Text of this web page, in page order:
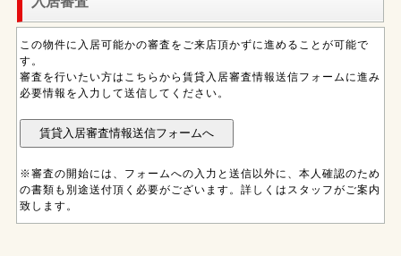
この物件に入居可能かの審査をご来店頂かずに進めることが可能で
す。
審査を行いたい方はこちらから賃貸入居審査情報送信フォームに進み
必要情報を入力して送信してください。
※審査の開始には、フォームへの入力と送信以外に、本人確認のため
の書類も別途送付頂く必要がございます。詳しくはスタッフがご案内
致します。